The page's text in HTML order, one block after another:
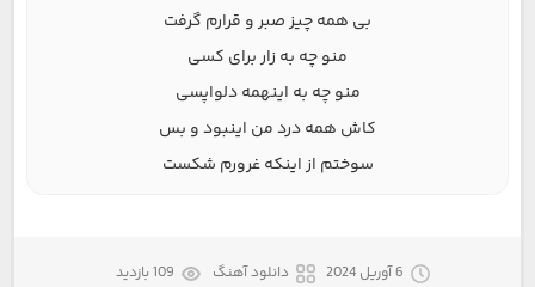
بی همه چیز صبر و قرارم گرفت
منو چه به زار برای کسی
منو چه به اینهمه دلواپسی
کاش همه درد من اینبود و بس
سوختم از اینکه غرورم شکست
6 آوریل 2024 دانلود آهنگ 109 بازدید